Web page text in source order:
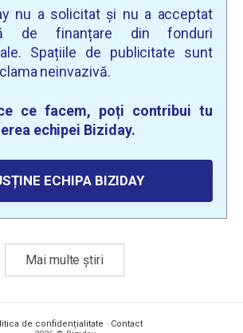
nu a solicitat și nu a acceptat
de finanțare din fonduri
Spațiile de publicitate sunt
neinvazivă.
ce facem, poți contribui tu
echipei Biziday.
ECHIPA BIZIDAY
Mai multe știri
de confidențialitate · Contact